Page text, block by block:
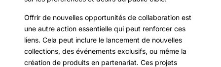
Offrir de nouvelles opportunités de collaboration est
une autre action essentielle qui peut renforcer ces
liens. Cela peut inclure le lancement de nouvelles
collections, des événements exclusifs, ou même la
création de produits en partenariat. Ces projets